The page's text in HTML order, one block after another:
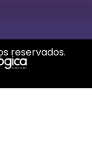
reservados.